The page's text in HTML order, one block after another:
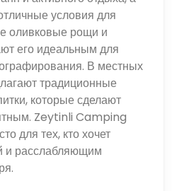
условия для
оливковые рощи и
его идеальным для
В местных
традиционные
которые сделают
Zeytinli Camping
для тех, кто хочет
и расслабляющим